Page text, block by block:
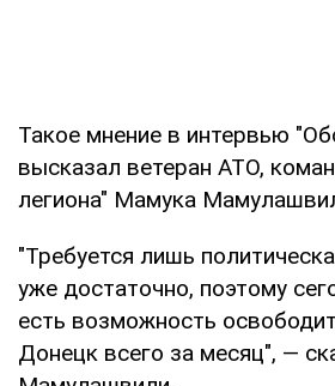
Такое мнение в интервью
высказал ветеран АТО,
легиона" Мамука
"Требуется лишь
уже достаточно, поэтому
есть возможность
Донецк всего за месяц", —